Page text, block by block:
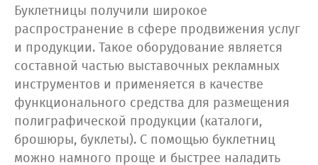
Буклетницы получили широкое
распространение в сфере продвижения услуг
и продукции. Такое оборудование является
составной частью выставочных рекламных
инструментов и применяется в качестве
функционального средства для размещения
полиграфической продукции (каталоги,
брошюры, буклеты). С помощью буклетниц
можно намного проще и быстрее наладить